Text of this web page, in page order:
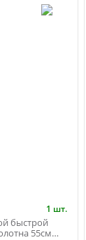
1 шт.
быстрой
55см